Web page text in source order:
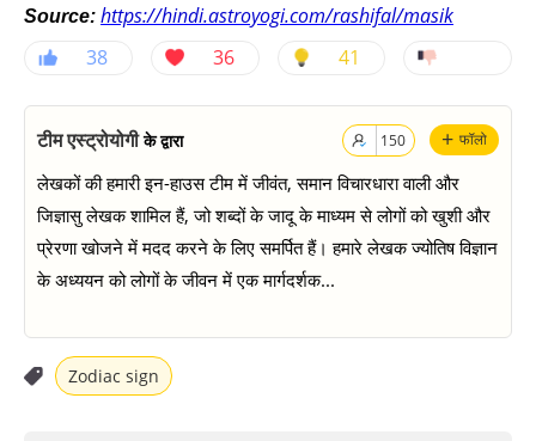
Source: https://hindi.astroyogi.com/rashifal/masik
38
36 41
+ फॉलो
150
टीम एस्ट्रोयोगीके द्वारा
लेखकों की हमारी इन-हाउस टीम में जीवंत, समान विचारधारा वाली और
जिज्ञासु लेखक शामिल हैं, जो शब्दों के जादू के माध्यम से लोगों को खुशी और
प्रेरणा खोजने में मदद करने के लिए समर्पित हैं। हमारे लेखक ज्योतिष विज्ञान
के अध्ययन को लोगों के जीवन में एक मार्गदर्शक...
Zodiac sign